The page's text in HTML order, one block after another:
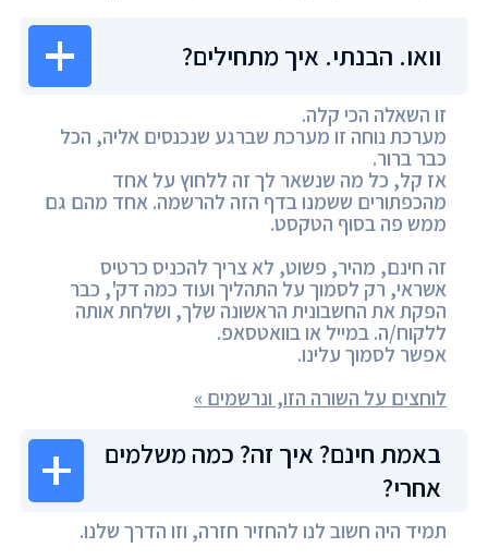
וואו. הבנתי. איך מתחילים?
זו השאלה הכי קלה.
מערכת נוחה זו מערכת שברגע שנכנסים אליה, הכל
כבר ברור.
אז קל, כל מה שנשאר לך זה ללחוץ על אחד
מהכפתורים ששמנו בדף הזה להרשמה. אחד מהם גם
ממש פה בסוף הטקסט.
זה חינם, מהיר, פשוט, לא צריך להכניס כרטיס
אשראי, רק לסמוך על התהליך ועוד כמה דק', כבר
הפקת את החשבונית הראשונה שלך, ושלחת אותה
ללקוח/ה. במייל או בוואטסאפ.
אפשר לסמוך עלינו.
לוחצים על השורה הזו, ונרשמים »
באמת חינם? איך זה? כמה משלמים
אחרי?
תמיד היה חשוב לנו להחזיר חזרה, וזו הדרך שלנו.